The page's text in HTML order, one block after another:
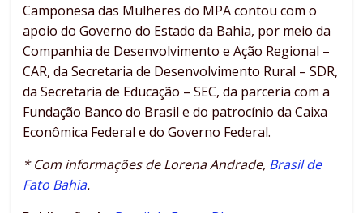
Camponesa das Mulheres do MPA contou com o
apoio do Governo do Estado da Bahia, por meio da
Companhia de Desenvolvimento e Ação Regional –
CAR, da Secretaria de Desenvolvimento Rural – SDR,
da Secretaria de Educação – SEC, da parceria com a
Fundação Banco do Brasil e do patrocínio da Caixa
Econômica Federal e do Governo Federal.
* Com informações de Lorena Andrade, Brasil de
Fato Bahia.